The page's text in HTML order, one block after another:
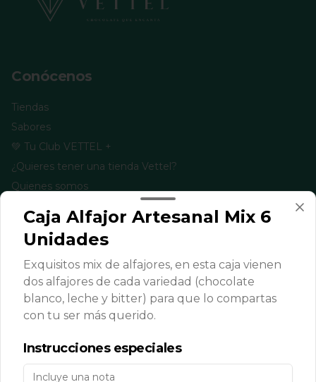
Conócenos
Tiendas
Sabores
💚 Tu Club VETTEL +
¿Quieres tener una tienda Vettel?
Quienes somos
Política de privacidad
Redes sociales
Instagram
Mi cuenta
Caja Alfajor Artesanal Mix 6
Unidades
Exquisitos mix de alfajores, en esta caja vienen
dos alfajores de cada variedad (chocolate
blanco, leche y bitter) para que lo compartas
con tu ser más querido.
Instrucciones especiales